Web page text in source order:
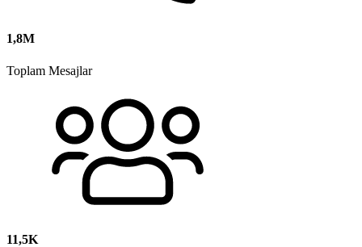
1,8M
Toplam Mesajlar
11,5K